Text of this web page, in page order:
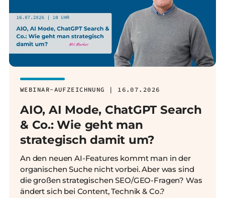
WEBINAR-AUFZEICHNUNG | 16.07.2026
AIO, AI Mode, ChatGPT Search
& Co.: Wie geht man
strategisch damit um?
An den neuen AI-Features kommt man in der
organischen Suche nicht vorbei. Aber was sind
die großen strategischen SEO/GEO-Fragen? Was
ändert sich bei Content, Technik & Co.?